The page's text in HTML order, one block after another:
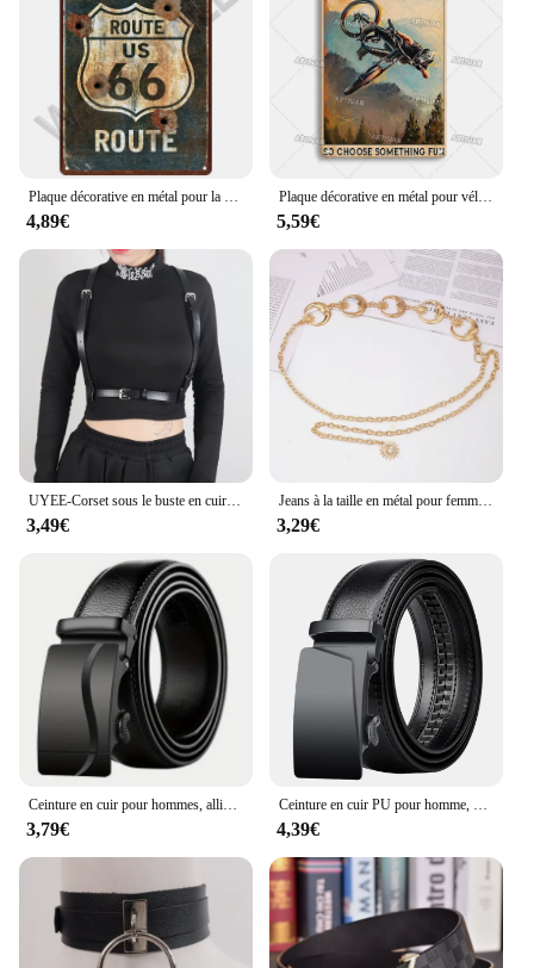
Plaque décorative en métal pour la maison, affiche, pièces automobiles, moto, US, garage, bar, 73Club, PdécentrMan, diversification, pétrole, gaz, 18 pièces
4,89€
Plaque décorative en métal pour vélo, vélo, vélo, sport, décoration murale, garage, bar, pub, club, hôtel, 17, cuisine, 18
5,59€
UYEE-Corset sous le buste en cuir PU avec sangle pour femme, haut punk, ceinture SFP, soutien-gorge, tenue rave, porte-jarretelles, accessoires rock
3,49€
Jeans à la taille en métal pour femmes, mode, vintage, lune, soleil, environnement, 1 pièce
3,29€
Ceinture en cuir pour hommes, alliage métallique, structure automatique, marque de luxe, design, environnement de taille
3,79€
Ceinture en cuir PU pour homme, grande taille, longue, 105 cm, 130 cm, 140 cm, 150 cm, 160 cm, 170cm, célèbre marque, designer, sangles de structure automatiques
4,39€